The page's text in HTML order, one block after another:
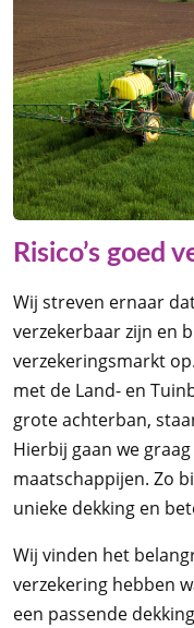
Risico’s goed
Wij streven ernaar
verzekerbaar zijn en
verzekeringsmarkt
met de Land- en
grote achterban,
Hierbij gaan we
maatschappijen. Zo
unieke dekking en
Wij vinden het
verzekering hebben
een passende